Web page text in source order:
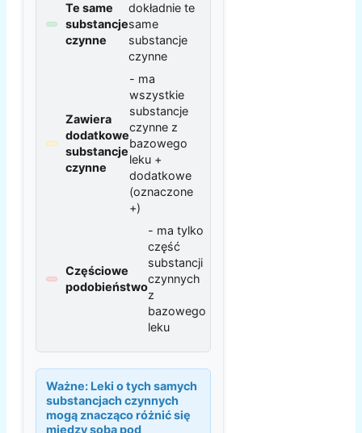
Te same
substancje
czynne
dokładnie te
same
substancje
czynne
Zawiera
dodatkowe
substancje
czynne
- ma
wszystkie
substancje
czynne z
bazowego
leku +
dodatkowe
(oznaczone
+)
Częściowe
podobieństwo
- ma tylko
część
substancji
czynnych
z
bazowego
leku
Ważne: Leki o tych samych
substancjach czynnych
mogą znacząco różnić się
między sobą pod